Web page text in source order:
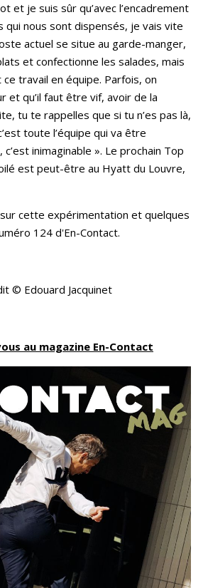
et je suis sûr qu’avec l’encadrement
qui nous sont dispensés, je vais vite
actuel se situe au garde-manger,
et confectionne les salades, mais
travail en équipe. Parfois, on
et qu’il faut être vif, avoir de la
tu te rappelles que si tu n’es pas là,
toute l’équipe qui va être
inimaginable ». Le prochain Top
est peut-être au Hyatt du Louvre,
cette expérimentation et quelques
124 d'En-Contact.
© Edouard Jacquinet
au magazine En-Contact